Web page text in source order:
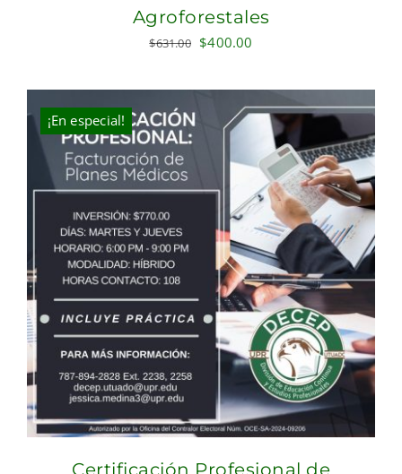
Agroforestales
$631.00 Original
was:
$631.00.
$400.00
is:
$400.00.
¡En especial!
Certificación Profesional de